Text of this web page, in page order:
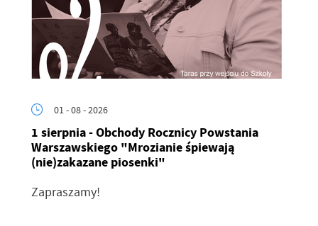
01 - 08 - 2026
1 sierpnia - Obchody Rocznicy Powstania
Warszawskiego "Mrozianie śpiewają
(nie)zakazane piosenki"
Zapraszamy!